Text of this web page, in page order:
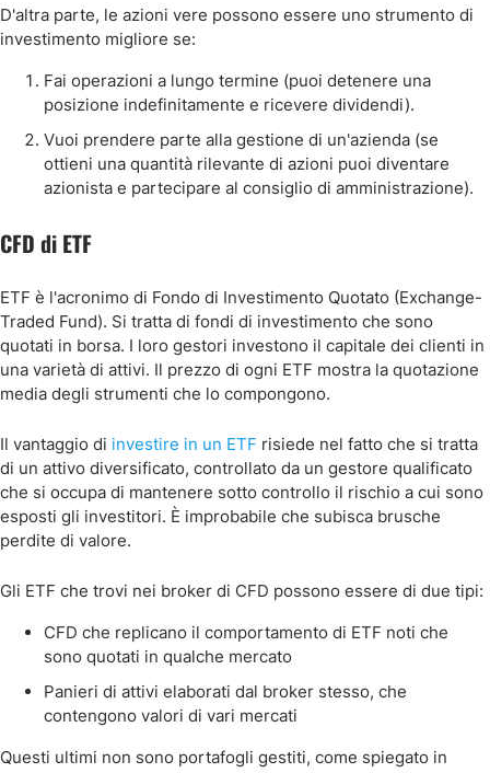
D'altra parte, le azioni vere possono essere uno strumento di
investimento migliore se:
Fai operazioni a lungo termine (puoi detenere una
posizione indefinitamente e ricevere dividendi).
Vuoi prendere parte alla gestione di un'azienda (se
ottieni una quantità rilevante di azioni puoi diventare
azionista e partecipare al consiglio di amministrazione).
CFD di ETF
ETF è l'acronimo di Fondo di Investimento Quotato (Exchange-
Traded Fund). Si tratta di fondi di investimento che sono
quotati in borsa. I loro gestori investono il capitale dei clienti in
una varietà di attivi. Il prezzo di ogni ETF mostra la quotazione
media degli strumenti che lo compongono.
Il vantaggio di investire in un ETF risiede nel fatto che si tratta
di un attivo diversificato, controllato da un gestore qualificato
che si occupa di mantenere sotto controllo il rischio a cui sono
esposti gli investitori. È improbabile che subisca brusche
perdite di valore.
Gli ETF che trovi nei broker di CFD possono essere di due tipi:
CFD che replicano il comportamento di ETF noti che
sono quotati in qualche mercato
Panieri di attivi elaborati dal broker stesso, che
contengono valori di vari mercati
Questi ultimi non sono portafogli gestiti, come spiegato in